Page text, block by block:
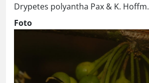
Drypetes polyantha Pax & K. Hoffm.
Foto